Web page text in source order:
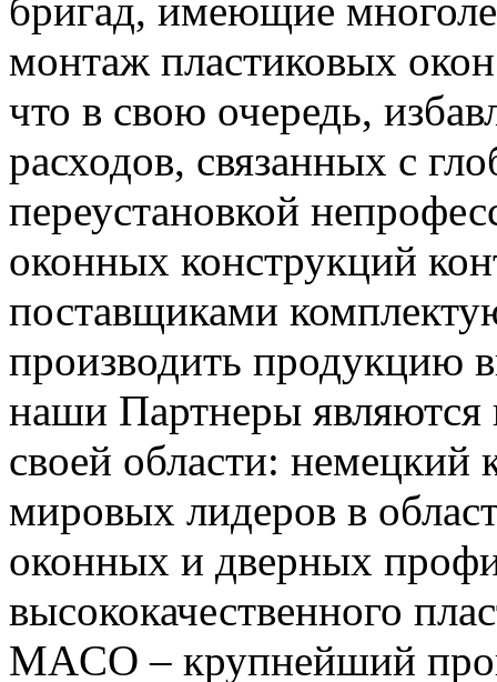
бригад, имеющие
монтаж пластиковых
что в свою очередь,
расходов, связанных с
переустановкой
оконных конструкций
поставщиками
производить продукцию
наши Партнеры
своей области:
мировых лидеров в
оконных и дверных
высококачественного
MACO – крупнейший